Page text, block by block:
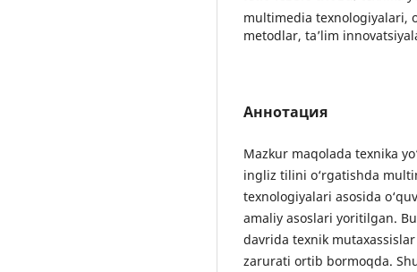
multimedia texnologiyalari,
metodlar, ta’lim
Аннотация
Mazkur maqolada texnika
ingliz tilini o‘rgatishda
texnologiyalari asosida
amaliy asoslari yoritilgan.
davrida texnik
zarurati ortib bormoqda.